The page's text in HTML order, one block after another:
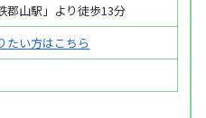
郡山駅」より徒歩13分
たい方はこちら